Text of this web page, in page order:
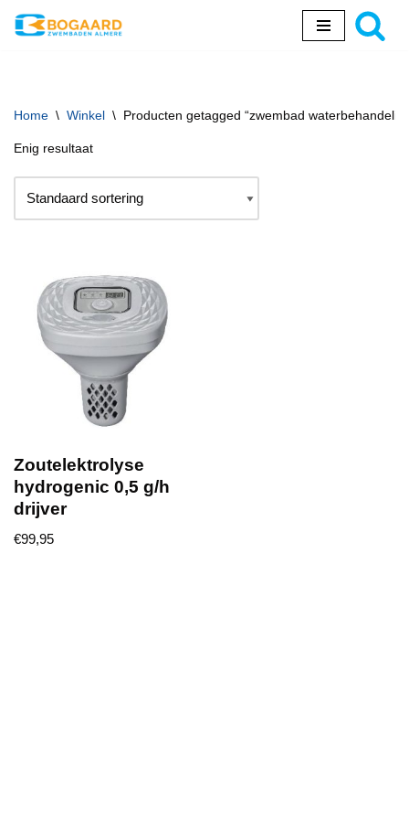
inhoud
Home \ Winkel \ Producten getagged “zwembad
Enig resultaat
Zoutelektrolyse
hydrogenic 0,5 g/h
drijver
€99,95